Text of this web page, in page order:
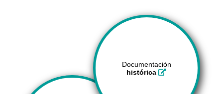
Documentación
histórica